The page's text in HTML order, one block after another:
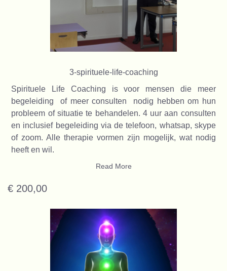
3-spirituele-life-coaching
Spirituele Life Coaching is voor mensen die meer
begeleiding of meer consulten nodig hebben om hun
probleem of situatie te behandelen. 4 uur aan consulten
en inclusief begeleiding via de telefoon, whatsap, skype
of zoom. Alle therapie vormen zijn mogelijk, wat nodig
heeft en wil.
Read More
€ 200,00